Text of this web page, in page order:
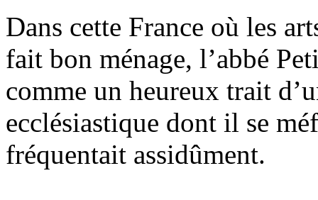
Dans cette France où les
fait bon ménage, l’abbé
comme un heureux trait
ecclésiastique dont il se
fréquentait assidûment.